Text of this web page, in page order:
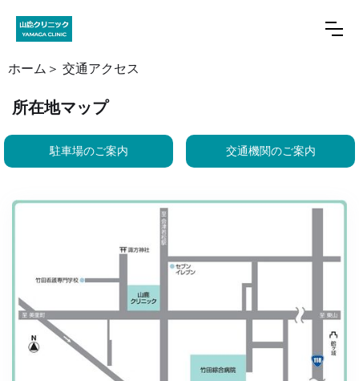
ホーム＞ 交通アクセス
所在地マップ
駐車場のご案内 交通機関のご案内